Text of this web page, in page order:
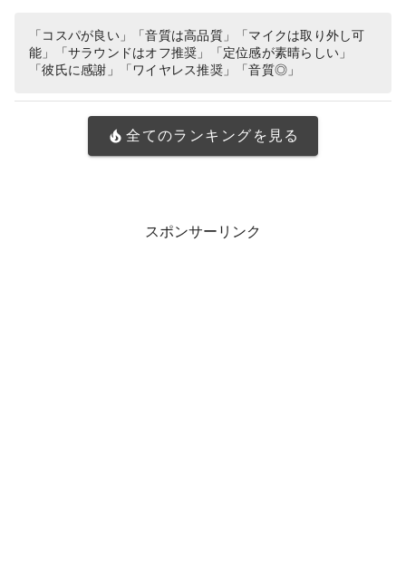
5 PS4 PC windows ブラック 国内正
規品 ※Amazon.co.jp限定 壁…
「コスパが良い」「音質は高品質」「マイクは取り外し可
能」「サラウンドはオフ推奨」「定位感が素晴らしい」
「彼氏に感謝」「ワイヤレス推奨」「音質◎」
全てのランキングを見る
スポンサーリンク